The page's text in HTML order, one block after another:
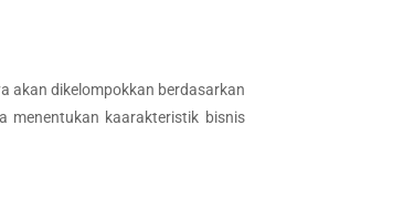
akan dikelompokkan berdasarkan
menentukan kaarakteristik bisnis